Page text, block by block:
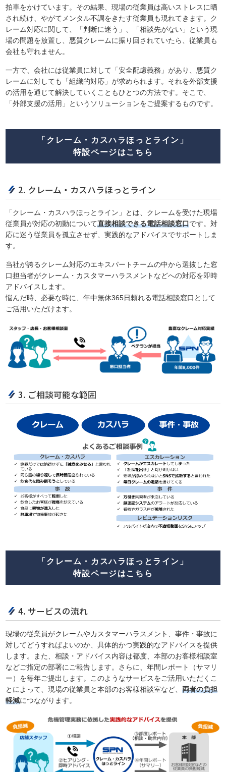
拍車をかけています。その結果、現場の従業員は高いストレスに晒
され続け、やがてメンタル不調をきたす従業員も現れてきます。ク
レーム対応に関して、「判断に迷う」、「相談先がない」という現
場の問題を放置し、悪質クレームに振り回されていたら、従業員も
会社も守れません。
一方で、会社には従業員に対して「安全配慮義務」があり、悪質ク
レームに対しても「組織的対応」が求められます。それを外部支援
の活用を通じて解決していくこともひとつの方法です。そこで、
「外部支援の活用」というソリューションをご提案するものです。
「クレーム・カスハラほっとライン」
特設ページはこちら
2. クレーム・カスハラほっとライン
「クレーム・カスハラほっとライン」とは、クレームを受けた現場
従業員が対応の初動について直接相談できる電話相談窓口です。対
応に迷う従業員を孤立させず、実践的なアドバイスでサポートしま
す。
当社が誇るクレーム対応のエキスパートチームの中から選抜した窓
口担当者がクレーム・カスタマーハラスメントなどへの対応を即時
アドバイスします。
悩んだ時、必要な時に、年中無休365日頼れる電話相談窓口として
ご活用いただけます。
3. ご相談可能な範囲
「クレーム・カスハラほっとライン」
特設ページはこちら
4. サービスの流れ
現場の従業員がクレームやカスタマーハラスメント、事件・事故に
対してどうすればよいのか、具体的かつ実践的なアドバイスを提供
します。また、相談・アドバイス内容は都度、本部のお客様相談室
などご指定の部署にご報告します。さらに、年間レポート（サマリ
ー）を毎年ご提出します。このようなサービスをご活用いただくこ
とによって、現場の従業員と本部のお客様相談室など、両者の負担
軽減につながります。